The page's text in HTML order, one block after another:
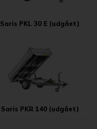
Saris PKL 30 E (udgået)
Saris PKR 140 (udgået)